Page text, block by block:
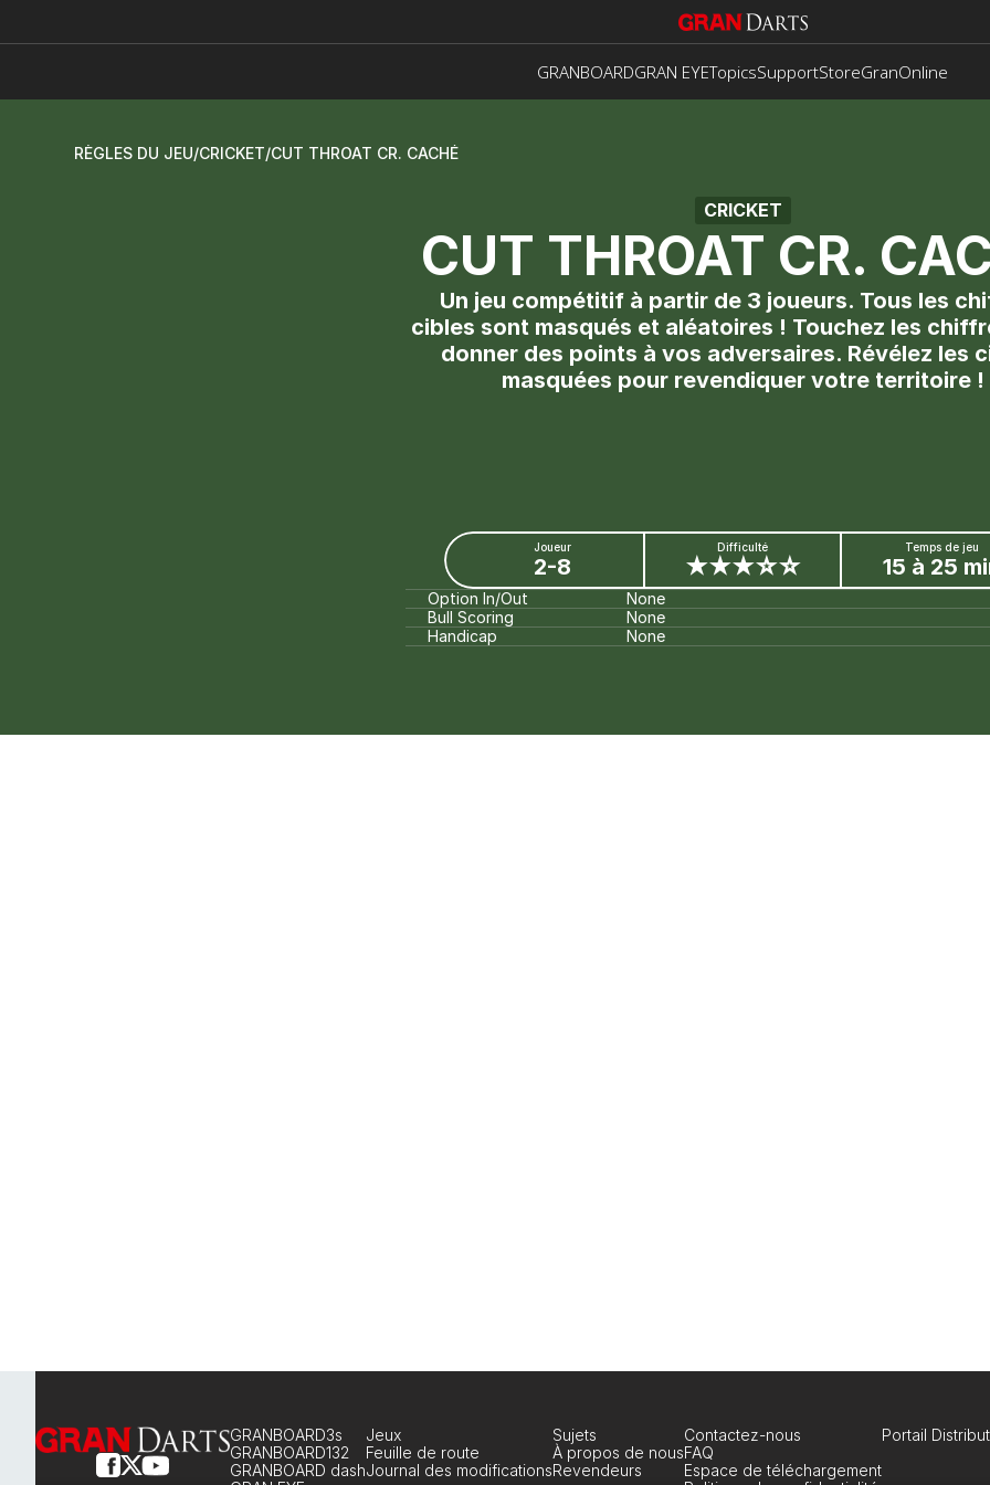
GRANBOARDGRAN EYETopicsSupportStoreGranOnline
RÈGLES DU JEU/CRICKET/CUT THROAT CR. CACHÉ
CRICKET
CUT THROAT CR.
Un jeu compétitif à partir de 3 joueurs. Tous les
cibles sont masqués et aléatoires ! Touchez les
donner des points à vos adversaires. Révélez les
masquées pour revendiquer votre territoire !
Joueur
2-8
Difficulté
★★★☆☆
Temps de jeu
15 à 25
Option In/Out
None
Bull Scoring
None
Handicap
None
GRANBOARD3s
GRANBOARD132
GRANBOARD dash
Jeux
Feuille de route
Journal des modifications
Sujets
À propos de nous
Revendeurs
Contactez-nous
FAQ
Espace de téléchargement
Portail